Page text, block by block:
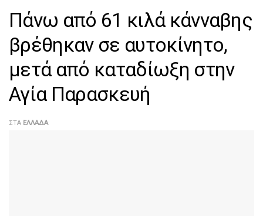
Πάνω από 61 κιλά κάνναβης
βρέθηκαν σε αυτοκίνητο,
μετά από καταδίωξη στην
Αγία Παρασκευή
ΣΤΑ ΕΛΛΑΔΑ